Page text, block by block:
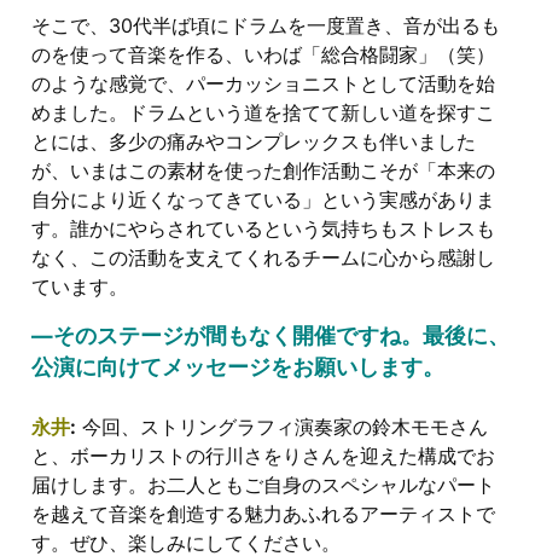
そこで、30代半ば頃にドラムを一度置き、音が出るも
のを使って音楽を作る、いわば「総合格闘家」（笑）
のような感覚で、パーカッショニストとして活動を始
めました。ドラムという道を捨てて新しい道を探すこ
とには、多少の痛みやコンプレックスも伴いました
が、いまはこの素材を使った創作活動こそが「本来の
自分により近くなってきている」という実感がありま
す。誰かにやらされているという気持ちもストレスも
なく、この活動を支えてくれるチームに心から感謝し
ています。
―そのステージが間もなく開催ですね。最後に、
公演に向けてメッセージをお願いします。
永井: 今回、ストリングラフィ演奏家の鈴木モモさん
と、ボーカリストの行川さをりさんを迎えた構成でお
届けします。お二人ともご自身のスペシャルなパート
を越えて音楽を創造する魅力あふれるアーティストで
す。ぜひ、楽しみにしてください。